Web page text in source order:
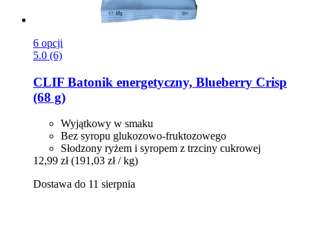
6 opcji
5.0 (6)
CLIF Batonik energetyczny, Blueberry Crisp
(68 g)
Wyjątkowy w smaku
Bez syropu glukozowo-fruktozowego
Słodzony ryżem i syropem z trzciny cukrowej
12,99 zł (191,03 zł / kg)
Dostawa do 11 sierpnia